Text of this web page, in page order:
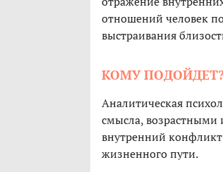
отношений человек
выстраивания
КОМУ
Аналитическая
смысла, возрастными
внутренний
жизненного пути.